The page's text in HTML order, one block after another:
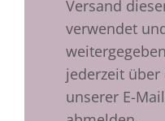
Versand
verwendet
jederzeit
unserer E-